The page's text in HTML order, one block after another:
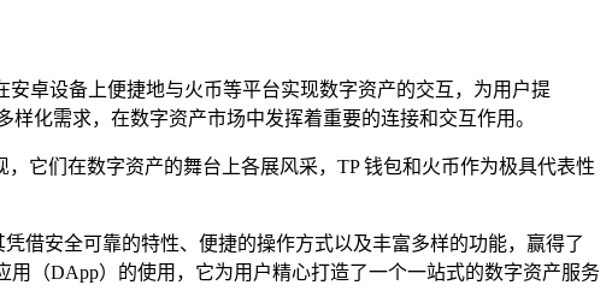
卓设备上便捷地与火币等平台实现数字资产的交互，为用户提
化需求，在数字资产市场中发挥着重要的连接和交互作用。
它们在数字资产的舞台上各展风采，TP 钱包和火币作为极具代表性
借安全可靠的特性、便捷的操作方式以及丰富多样的功能，赢得了
（DApp）的使用，它为用户精心打造了一个一站式的数字资产服务